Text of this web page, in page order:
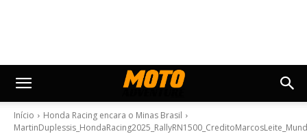
Início
Honda Racing encara o Minas Brasil